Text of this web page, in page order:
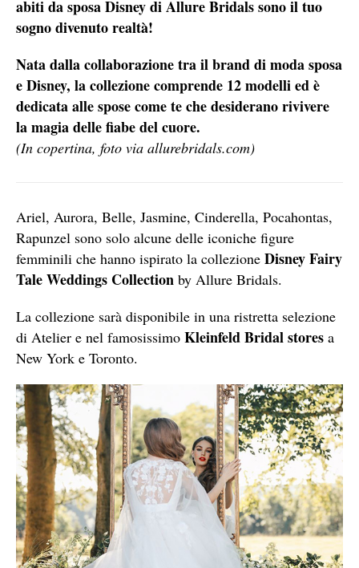
abiti da sposa Disney di Allure Bridals sono il tuo
sogno divenuto realtà!
Nata dalla collaborazione tra il brand di moda sposa
e Disney, la collezione comprende 12 modelli ed è
dedicata alle spose come te che desiderano rivivere
la magia delle fiabe del cuore.
(In copertina, foto via allurebridals.com)
Ariel, Aurora, Belle, Jasmine, Cinderella, Pocahontas,
Rapunzel sono solo alcune delle iconiche figure
femminili che hanno ispirato la collezione Disney Fairy
Tale Weddings Collection by Allure Bridals.
La collezione sarà disponibile in una ristretta selezione
di Atelier e nel famosissimo KleinfeldBridal stores a
New York e Toronto.